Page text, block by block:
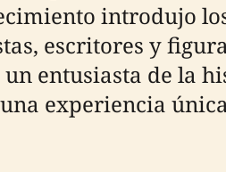
introdujo
escritores y
entusiasta de la
experiencia